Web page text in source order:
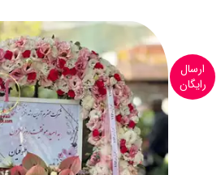
ارسال
رایگان